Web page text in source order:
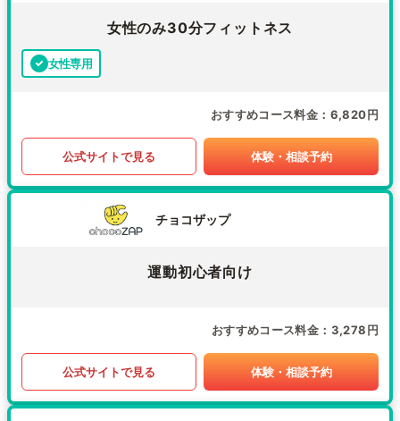
女性のみ30分フィットネス
女性専用
おすすめコース料金 6,820円
公式サイトで見る 体験・相談予約
チョコザップ
運動初心者向け
おすすめコース料金 3,278円
公式サイトで見る 体験・相談予約